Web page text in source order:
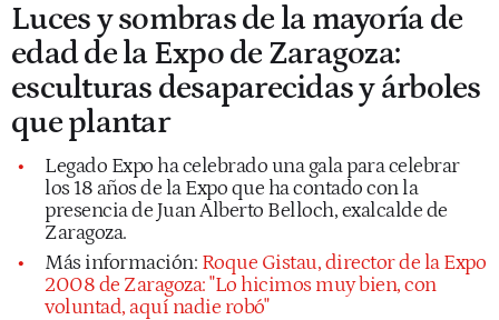
Luces y sombras de la mayoría de
edad de la Expo de Zaragoza:
esculturas desaparecidas y árboles
que plantar
Legado Expo ha celebrado una gala para celebrar
los 18 años de la Expo que ha contado con la
presencia de Juan Alberto Belloch, exalcalde de
Zaragoza.
Más información: Roque Gistau, director de la Expo
2008 de Zaragoza: "Lo hicimos muy bien, con
voluntad, aquí nadie robó"